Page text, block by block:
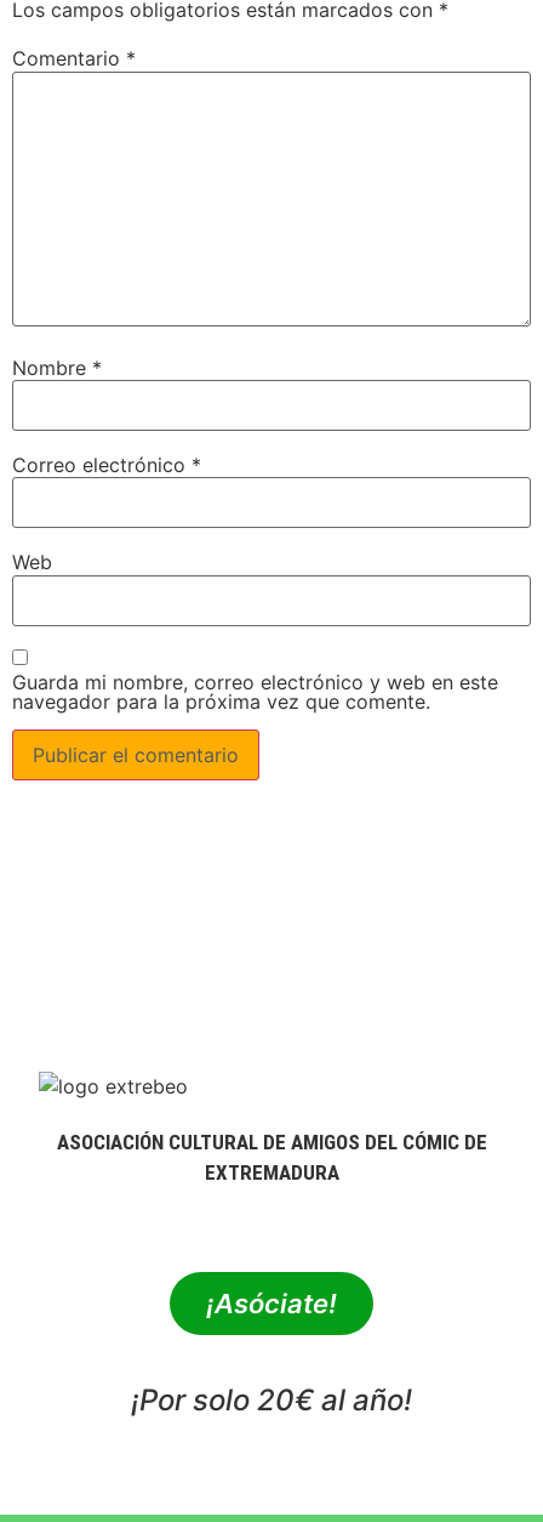
Los campos obligatorios están marcados con *
Comentario *
Nombre *
Correo electrónico *
Web
Guarda mi nombre, correo electrónico y web en este
navegador para la próxima vez que comente.
ASOCIACIÓN CULTURAL DE AMIGOS DEL CÓMIC DE
EXTREMADURA
¡Asóciate!
¡Por solo 20€ al año!